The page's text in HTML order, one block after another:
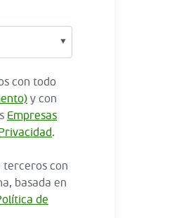
con todo
y con
Empresas
.
terceros con
basada en
de